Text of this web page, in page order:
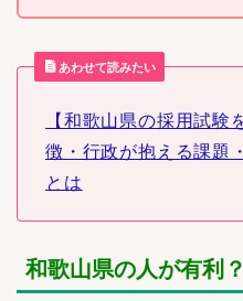
あわせて読みたい
【和歌山県の採用試験
徴・行政が抱える課題
とは
和歌山県の人が有利